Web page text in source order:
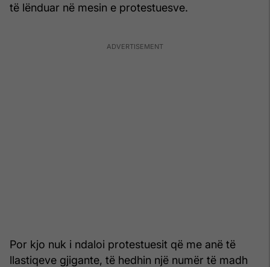
të lënduar në mesin e protestuesve.
Por kjo nuk i ndaloi protestuesit që me anë të
llastiqeve gjigante, të hedhin një numër të madh